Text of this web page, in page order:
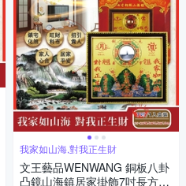
我家如山海,對我正生財
文王藝品WENWANG 銅板八卦
凸鏡山海鎮居家掛飾7吋長方形